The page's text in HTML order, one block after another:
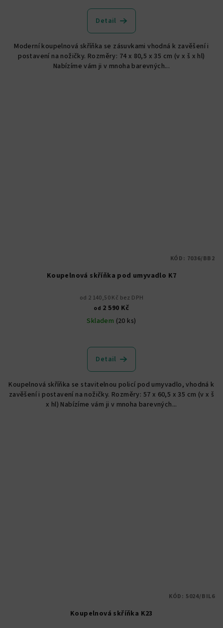
hodnocení
produktu
z
5
hvězdiček.
Detail
Moderní koupelnová skříňka se zásuvkami vhodná k zavěšení i
postavení na nožičky. Rozměry: 74 x 80,5 x 35 cm (v x š x hl)
Nabízíme vám ji v mnoha barevných...
Koupelnová skříňka pod umyvadlo K7
od 2 140,50 Kč bez DPH
od 2 590 Kč
Skladem (20 ks)
hodnocení
produktu
z
5
hvězdiček.
Detail
Koupelnová skříňka se stavitelnou policí pod umyvadlo, vhodná k
zavěšení i postavení na nožičky. Rozměry: 57 x 60,5 x 35 cm (v x š
x hl) Nabízíme vám ji v mnoha barevných...
KÓD: 7036/BB2
Koupelnová skříňka K23
KÓD: 5024/BIL6